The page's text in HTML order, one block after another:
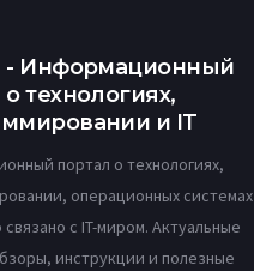
- Информационный
технологиях,
и IT
портал о технологиях,
операционных системах
связано с IT-миром. Актуальные
инструкции и полезные